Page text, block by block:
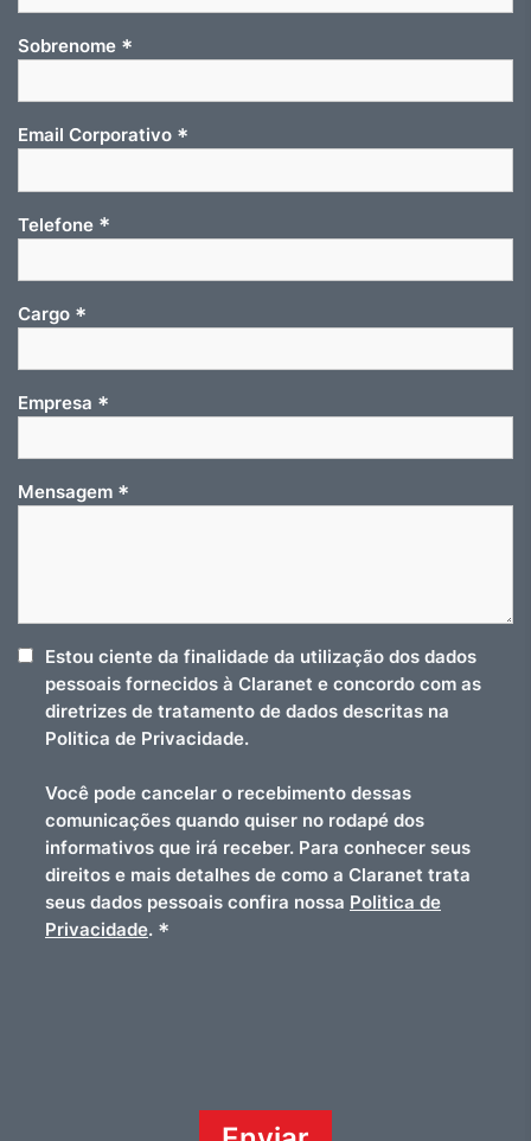
Sobrenome *
Email Corporativo *
Telefone *
Cargo *
Empresa *
Mensagem *
Estou ciente da finalidade da utilização dos dados
pessoais fornecidos à Claranet e concordo com as
diretrizes de tratamento de dados descritas na
Politica de Privacidade.
Você pode cancelar o recebimento dessas
comunicações quando quiser no rodapé dos
informativos que irá receber. Para conhecer seus
direitos e mais detalhes de como a Claranet trata
seus dados pessoais confira nossa Politica de
Privacidade. *